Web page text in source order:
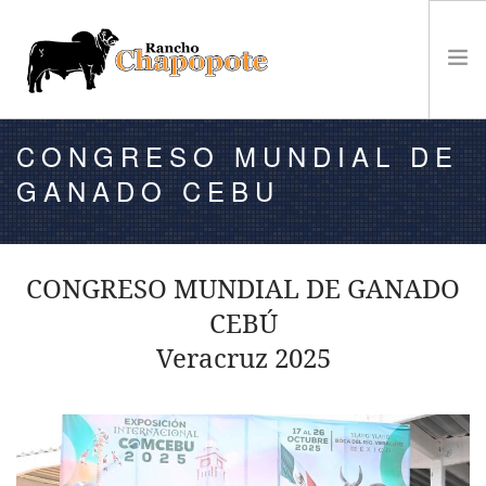
VENTA
GANADO
NOTICIAS
CONGRESO MUNDIAL DE
GANADO CEBU
CONGRESO MUNDIAL DE GANADO
CEBÚ
Veracruz 2025